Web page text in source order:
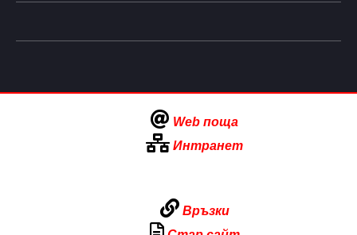
Web поща
Интранет
Връзки